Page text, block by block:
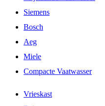
Siemens
Bosch
Aeg
Miele
Compacte Vaatwasser
Vrieskast